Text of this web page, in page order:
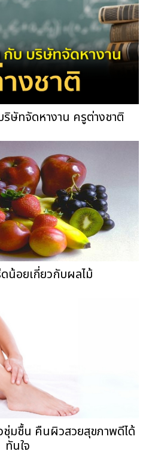
ริษัทจัดหางาน ครูต่างชาติ
ดน้อยเกี่ยวกับผลไม้
ชุ่มชื้น คืนผิวสวยสุขภาพดีได้
ทันใจ